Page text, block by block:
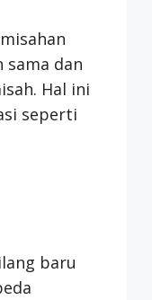
sama dan
Hal ini
seperti
baru